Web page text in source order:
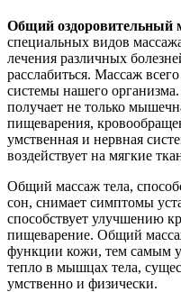
Общий оздоровительный
специальных видов
лечения различных
расслабиться. Массаж
системы нашего
получает не только
пищеварения,
умственная и нервная
воздействует на мягкие
Общий массаж тела,
сон, снимает симптомы
способствует улучшению
пищеварение. Общий
функции кожи, тем самым
тепло в мышцах тела,
умственно и физически.